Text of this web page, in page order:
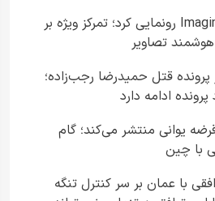
xAI از Imagine Image 2.0 رونمایی کرد؛ تمرکز ویژه بر
تصاویر
در پرونده قتل حمیدرضا رجب‌زاده؛
ادامه دارد
یوانی منتشر می‌کند؛ گام
با چین
با عمان بر سر کنترل تنگه